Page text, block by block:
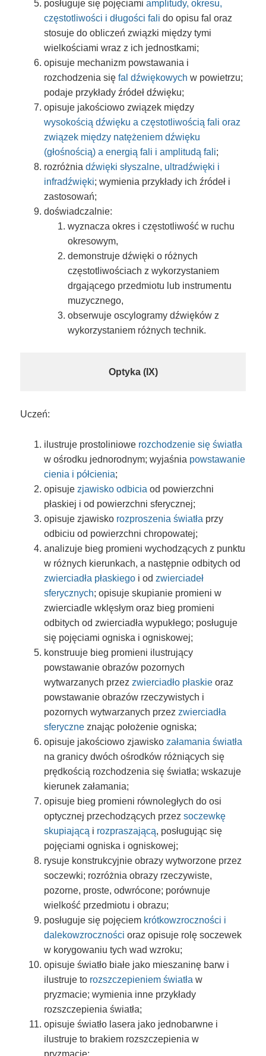
posługuje się pojęciamiamplitudy, okresu,
częstotliwości i długości fali do opisu fal oraz
stosuje do obliczeń związki między tymi
wielkościami wraz z ich jednostkami;
opisuje mechanizm powstawania i
rozchodzenia sięfal dźwiękowych w powietrzu;
podaje przykłady źródeł dźwięku;
opisuje jakościowo związek między
wysokością dźwięku a częstotliwością fali oraz
związek między natężeniem dźwięku
(głośnością) a energią fali i amplitudą fali;
rozróżniadźwięki słyszalne, ultradźwięki i
infradźwięki; wymienia przykłady ich źródeł i
zastosowań;
doświadczalnie:
wyznacza okres i częstotliwość w ruchu
okresowym,
demonstruje dźwięki o różnych
częstotliwościach z wykorzystaniem
drgającego przedmiotu lub instrumentu
muzycznego,
obserwuje oscylogramy dźwięków z
wykorzystaniem różnych technik.
Optyka (IX)
Uczeń:
ilustruje prostoliniowe rozchodzenie się światła
w ośrodku jednorodnym; wyjaśnia powstawanie
cienia i półcienia;
opisujezjawisko odbicia od powierzchni
płaskiej i od powierzchni sferycznej;
opisuje zjawisko rozproszenia światła przy
odbiciu od powierzchni chropowatej;
analizuje bieg promieni wychodzących z punktu
w różnych kierunkach, a następnie odbitych od
zwierciadła płaskiego i odzwierciadeł
sferycznych; opisuje skupianie promieni w
zwierciadle wklęsłym oraz bieg promieni
odbitych od zwierciadła wypukłego; posługuje
się pojęciami ogniska i ogniskowej;
konstruuje bieg promieni ilustrujący
powstawanie obrazów pozornych
wytwarzanych przezzwierciadło płaskie oraz
powstawanie obrazów rzeczywistych i
pozornych wytwarzanych przezzwierciadła
sferyczne znając położenie ogniska;
opisuje jakościowo zjawiskozałamania światła
na granicy dwóch ośrodków różniących się
prędkością rozchodzenia się światła; wskazuje
kierunek załamania;
opisuje bieg promieni równoległych do osi
optycznej przechodzących przezsoczewkę
skupiającą i rozpraszającą, posługując się
pojęciami ogniska i ogniskowej;
rysuje konstrukcyjnie obrazy wytworzone przez
soczewki; rozróżnia obrazy rzeczywiste,
pozorne, proste, odwrócone; porównuje
wielkość przedmiotu i obrazu;
posługuje się pojęciem krótkowzroczności i
dalekowzroczności oraz opisuje rolę soczewek
w korygowaniu tych wad wzroku;
opisuje światło białe jako mieszaninę barw i
ilustruje to rozszczepieniem światła w
pryzmacie; wymienia inne przykłady
rozszczepienia światła;
opisuje światło lasera jako jednobarwne i
ilustruje to brakiem rozszczepienia w
pryzmacie;